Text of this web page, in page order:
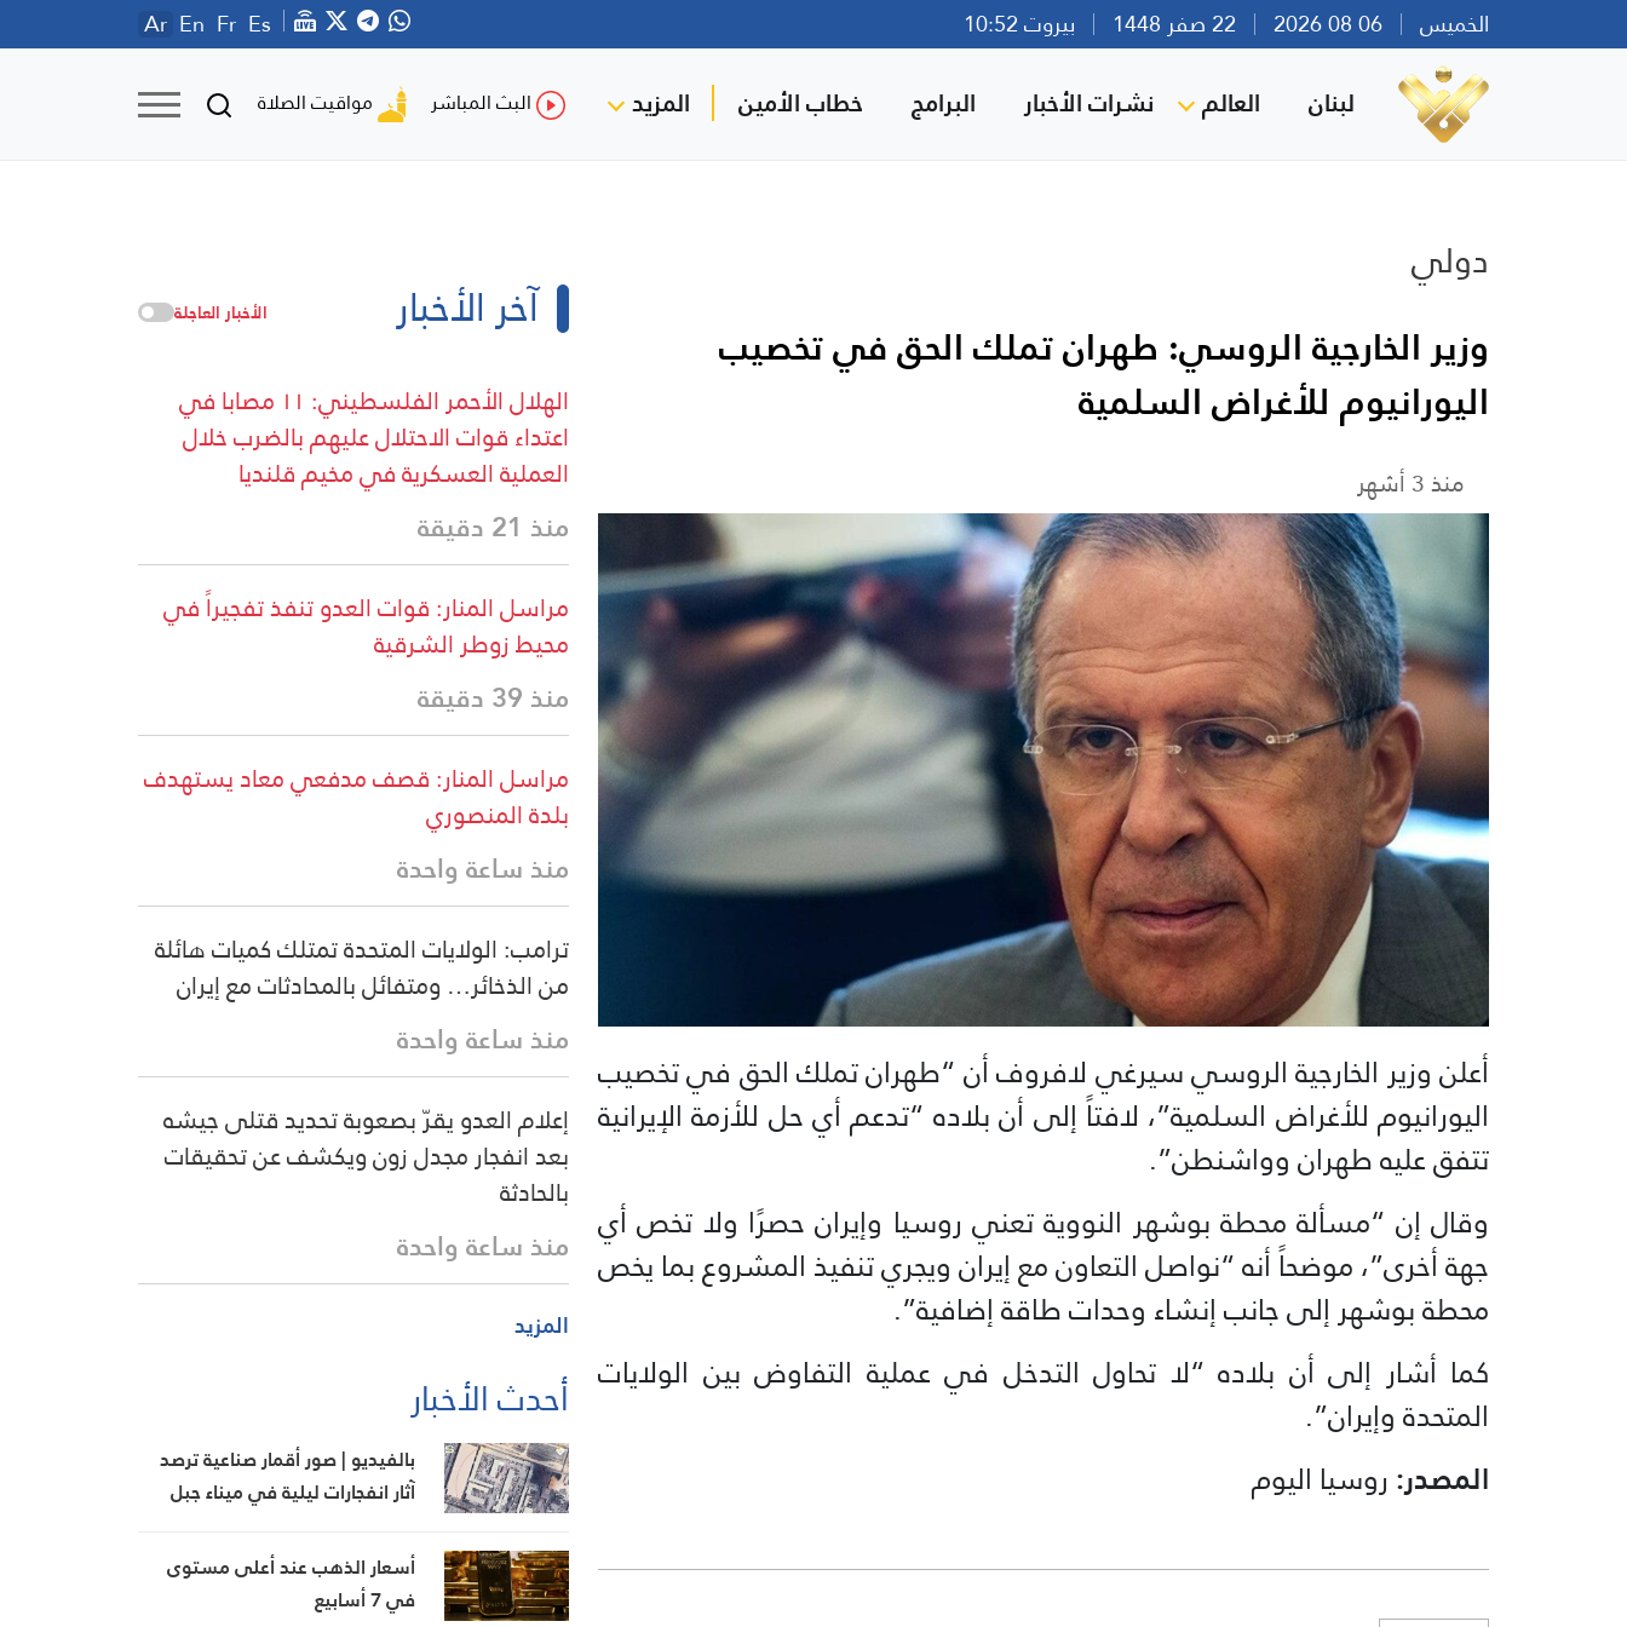
الخميس بيروت 10:52 Ar En Fr Es
لبنان العالم نشرات الأخبار البرامج خطاب الأمين المزيد البث المباشر مواقيت الصلاة
دولي
وزير الخارجية الروسي: طهران تملك الحق في تخصيب
اليورانيوم للأغراض السلمية
منذ 3 أشهر
أعلن وزير الخارجية الروسي سيرغي لافروف أن “طهران تملك الحق في تخصيب
اليورانيوم للأغراض السلمية”، لافتاً إلى أن بلاده “تدعم أي حل للأزمة الإيرانية
تتفق عليه طهران وواشنطن”.
وقال إن “مسألة محطة بوشهر النووية تعني روسيا وإيران حصرًا ولا تخص أي
جهة أخرى”، موضحاً أنه “نواصل التعاون مع إيران ويجري تنفيذ المشروع بما يخص
محطة بوشهر إلى جانب إنشاء وحدات طاقة إضافية”.
كما أشار إلى أن بلاده “لا تحاول التدخل في عملية التفاوض بين الولايات
المتحدة وإيران”.
المصدر: روسيا اليوم
آخر الأخبار الأخبار العاجلة
الهلال الأحمر الفلسطيني: ١١ مصابا في
اعتداء قوات الاحتلال عليهم بالضرب خلال
العملية العسكرية في مخيم قلنديا
منذ 21 دقيقة
مراسل المنار: قوات العدو تنفذ تفجيراً في
محيط زوطر الشرقية
منذ 39 دقيقة
مراسل المنار: قصف مدفعي معاد يستهدف
بلدة المنصوري
منذ ساعة واحدة
ترامب: الولايات المتحدة تمتلك كميات هائلة
من الذخائر… ومتفائل بالمحادثات مع إيران
منذ ساعة واحدة
إعلام العدو يقرّ بصعوبة تحديد قتلى جيشه
بعد انفجار مجدل زون ويكشف عن تحقيقات
بالحادثة
منذ ساعة واحدة
المزيد
أحدث الأخبار
بالفيديو | صور أقمار صناعية ترصد
آثار انفجارات ليلية في ميناء جبل
أسعار الذهب عند أعلى مستوى
في 7 أسابيع